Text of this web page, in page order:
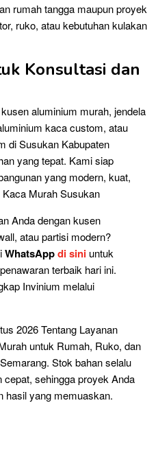
rumah tangga maupun proyek
ruko, atau kebutuhan kulakan
Konsultasi dan
aluminium murah, jendela
kaca custom, atau
di Susukan Kabupaten
yang tepat. Kami siap
yang modern, kuat,
Murah Susukan
Anda dengan kusen
atau partisi modern?
WhatsAppdi sini untuk
terbaik hari ini.
Invinium melalui
2026 Tentang Layanan
untuk Rumah, Ruko, dan
Stok bahan selalu
sehingga proyek Anda
hasil yang memuaskan.